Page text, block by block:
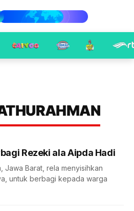
Rezeki ala Aipda Hadi
Jawa Barat, rela menyisihkan
untuk berbagi kepada warga